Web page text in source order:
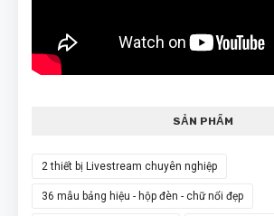
SẢN PHẨM
2 thiết bị Livestream chuyên nghiệp
36 mẫu bảng hiệu - hộp đèn - chữ nổi đẹp